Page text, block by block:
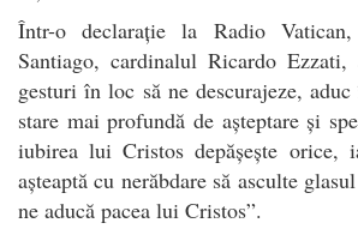
Într-o declarație la Radio
Santiago, cardinalul Ricardo Ezzati,
gesturi în loc să ne descurajeze,
stare mai profundă de așteptare și
iubirea lui Cristos depășește orice,
așteaptă cu nerăbdare să asculte
ne aducă pacea lui Cristos”.